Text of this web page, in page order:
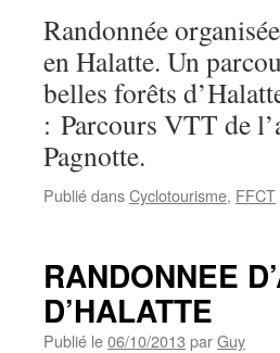
Randonnée
en Halatte. Un
belles forêts
: Parcours VTT de
Pagnotte.
Publié dansCyclotourisme, FFCT
RANDONNEE
D’HALATTE
Publié le06/10/2013 parGuy